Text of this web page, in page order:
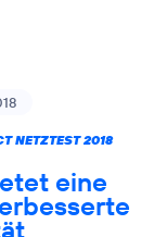
NETZTEST 2018
eine